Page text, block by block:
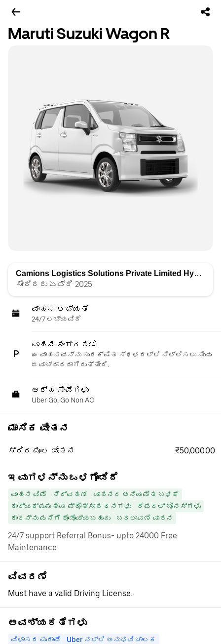
Maruti Suzuki Wagon R
Camions Logistics Solutions Private Limited Hydರಿಂದ
ಸೇರಿದರು ಏಪ್ರಿ 2025
ವಾಹನ ಲಭ್ಯತೆ
24/7 ಲಭ್ಯವಿದೆ
ವಾಹನ ಸಂಗ್ರಹಣೆ
ಈ ವಾಹನವನ್ನು ಸುರಕ್ಷಿತ ಸ್ಥಳದಲ್ಲಿ ನಿಲ್ಲಿಸಲು ನೀವು
ಜವಾಬ್ದಾರರಾಗಿರುತ್ತೀರಿ.
ಅರ್ಹ ಸೇವೆಗಳು
Uber Go, Go Non AC
ಮಾಸಿಕ ವೇತನ
ಸ್ಥಿರ ಮೂಲ ವೇತನ ₹50,000.00
ಇವುಗಳನ್ನು ಒಳಗೊಂಡಿದೆ
ವಾಹನ ವಿಮೆ ನಿರ್ವಹಣೆ
ವಾಹನದ ಅನಿಯಮಿತ ಬಳಕೆ
ಕಾರ್ಯಕ್ಷಮತೆಯ ಪ್ರೋತ್ಸಾಹ ಧನಗಳು
ರೆಫರಲ್ ಬೋನಸ್‌ಗಳು
ಕಾರನ್ನು ಮನೆಗೆ ಕೊಂಡೊಯ್ಯಬಹುದು
ಬದಲಾವಣೆ ವಾಹನ
24/7 support Referral Bonus- upto 24000 Free
Maintenance
ವಿವರಣೆ
Must have a valid Driving License.
ಅವಶ್ಯಕತೆಗಳು
ವಿಳಾಸದ ಪುರಾವೆ
Uber ನಲ್ಲಿ ಅನುಭವಿ ಚಾಲಕ